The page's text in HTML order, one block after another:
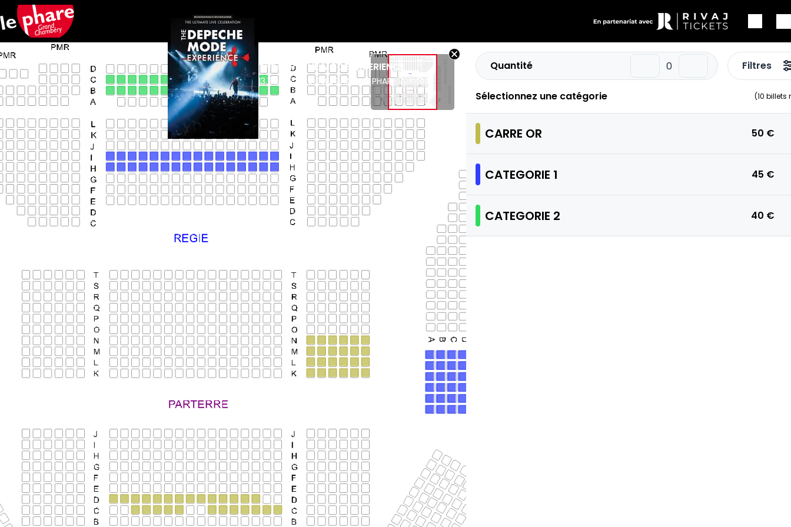
Aller au contenu principal
THE DEPECHE MODE EXPERIENCE
13.11.2027 - 20:00LE PHARE LE PHARE Infos
Quantité Filtres
Sélectionnez une catégorie (10 billets
CARRE OR 50 €
CATEGORIE 1 45 €
CATEGORIE 2 40 €